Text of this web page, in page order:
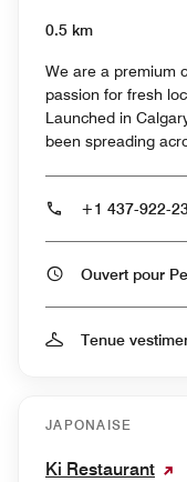
0.5 km
We are a premium
passion for fresh
Launched in
been spreading
+1 437-922-
Tenue
JAPONAISE
Ki Restaurant